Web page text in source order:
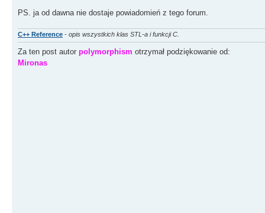
PS. ja od dawna nie dostaje powiadomień z tego forum.
C++ Reference - opis wszystkich klas STL-a i funkcji C.
Za ten post autor polymorphism otrzymał podziękowanie od:
Mironas